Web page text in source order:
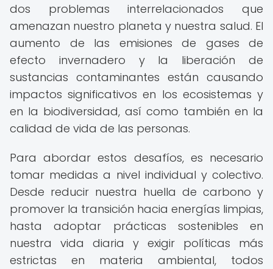
dos problemas interrelacionados que
amenazan nuestro planeta y nuestra salud. El
aumento de las emisiones de gases de
efecto invernadero y la liberación de
sustancias contaminantes están causando
impactos significativos en los ecosistemas y
en la biodiversidad, así como también en la
calidad de vida de las personas.
Para abordar estos desafíos, es necesario
tomar medidas a nivel individual y colectivo.
Desde reducir nuestra huella de carbono y
promover la transición hacia energías limpias,
hasta adoptar prácticas sostenibles en
nuestra vida diaria y exigir políticas más
estrictas en materia ambiental, todos